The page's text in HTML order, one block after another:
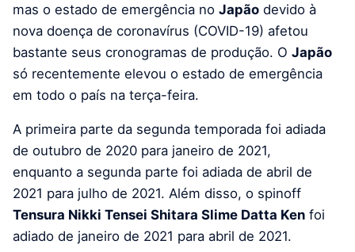
mas o estado de emergência no Japão devido à
nova doença de coronavírus (COVID-19) afetou
bastante seus cronogramas de produção. O Japão
só recentemente elevou o estado de emergência
em todo o país na terça-feira.
A primeira parte da segunda temporada foi adiada
de outubro de 2020 para janeiro de 2021,
enquanto a segunda parte foi adiada de abril de
2021 para julho de 2021. Além disso, o spinoff
Tensura Nikki Tensei Shitara Slime Datta Ken foi
adiado de janeiro de 2021 para abril de 2021.